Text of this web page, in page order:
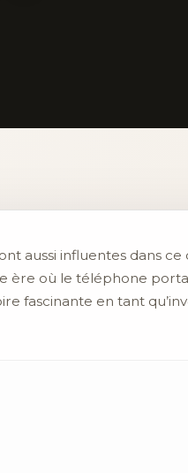
aussi influentes dans ce
ère où le téléphone
fascinante en tant